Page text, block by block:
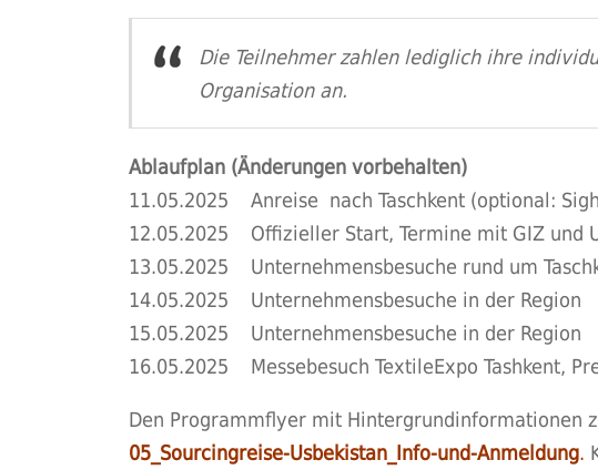
Die Teilnehmer zahlen lediglich ihre
Organisation an.
Ablaufplan (Änderungen vorbehalten)
11.05.2025 Anreise nach Taschkent (optional:
12.05.2025 Offizieller Start, Termine mit GIZ und
13.05.2025 Unternehmensbesuche rund um
14.05.2025 Unternehmensbesuche in der Region
15.05.2025 Unternehmensbesuche in der Region
16.05.2025 Messebesuch TextileExpo Tashkent,
Den Programmflyer mit Hintergrundinformationen
05_Sourcingreise-Usbekistan_Info-und-Anmeldung.